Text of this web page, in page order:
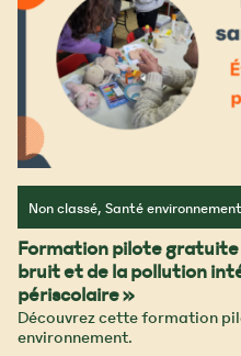
Non classé, Santé environnement
Formation pilote gratuite
bruit et de la pollution
périscolaire »
Découvrez cette formation
environnement.